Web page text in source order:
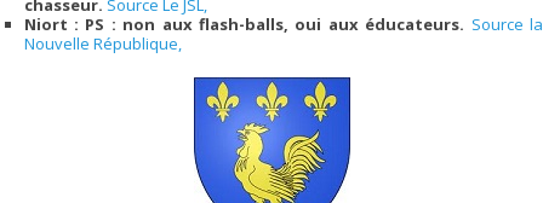
chasseur. Source Le JSL,
Niort : PS : non aux flash-balls, oui aux éducateurs. Source la
Nouvelle République,